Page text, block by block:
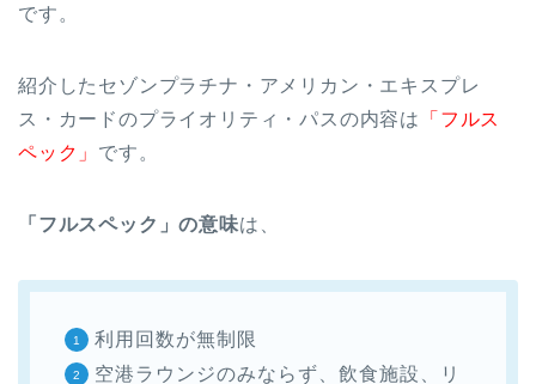
です。
紹介したセゾンプラチナ・アメリカン・エキスプレ
ス・カードのプライオリティ・パスの内容は
「フルス
ペック」 です。
「フルスペック」の意味は、
利用回数が無制限
空港ラウンジのみならず、飲食施設、リ